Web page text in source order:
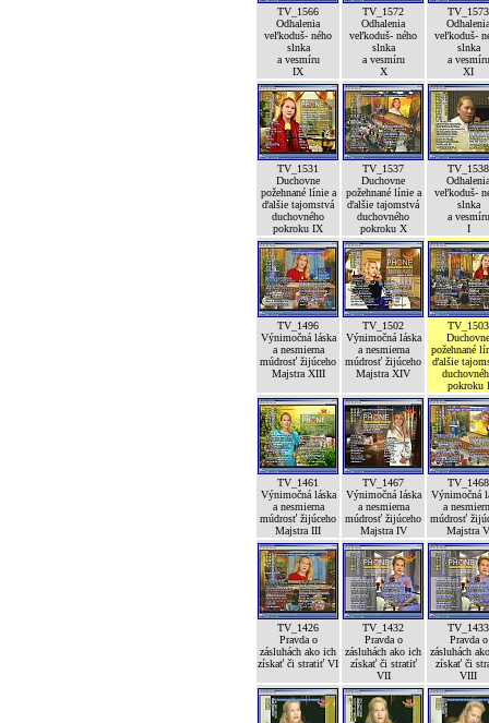
TV_1566
Odhalenia
veľkoduš- ného
slnka
a vesmíru
IX
TV_1572
Odhalenia
veľkoduš- ného
slnka
a vesmíru
X
TV_1573
Odhalenia
veľkoduš-
slnka
a vesmíru
XI
TV_1531
Duchovne
požehnané línie a
ďalšie tajomstvá
duchovného
pokroku IX
TV_1537
Duchovne
požehnané línie a
ďalšie tajomstvá
duchovného
pokroku X
TV_1538
Odhalenia
veľkoduš-
slnka
a vesmíru
I
TV_1496
Výnimočná láska
a nesmierna
múdrosť žijúceho
Majstra XIII
TV_1502
Výnimočná láska
a nesmierna
múdrosť žijúceho
Majstra XIV
TV_1503
Duchovne
požehnané
ďalšie
pokroku I
TV_1461
Výnimočná láska
a nesmierna
múdrosť žijúceho
Majstra III
TV_1467
Výnimočná láska
a nesmierna
múdrosť žijúceho
Majstra IV
TV_1468
Výnimočná
a
múdrosť
Majstra V
TV_1426
Pravda o
zásluhách ako ich
získať či stratiť VI
TV_1432
Pravda o
zásluhách ako ich
získať či stratiť
VII
TV_1433
Pravda o
zásluhách
získať či
VIII